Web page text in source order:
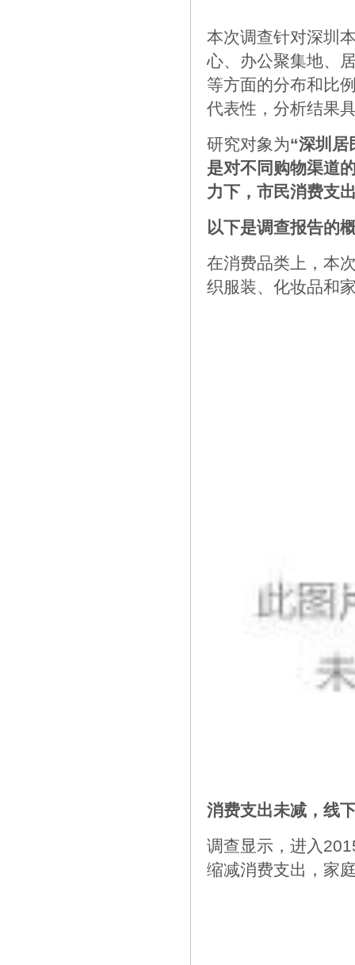
本次调查针对深圳
心、办公聚集地、
等方面的分布和比
代表性，分析结果
研究对象为“深圳居
是对不同购物渠道
力下，市民消费支
以下是调查报告的
在消费品类上，本
织服装、化妆品和
消费支出未减，线
调查显示，进入
缩减消费支出，家